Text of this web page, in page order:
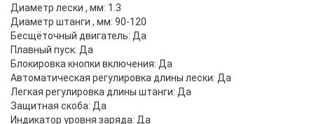
Диаметр лески , мм: 1.3
Диаметр штанги , мм: 90-120
Бесщёточный двигатель: Да
Плавный пуск: Да
Блокировка кнопки включения: Да
Автоматическая регулировка длины лески: Да
Легкая регулировка длины штанги: Да
Защитная скоба: Да
Индикатор уровня заряда: Да